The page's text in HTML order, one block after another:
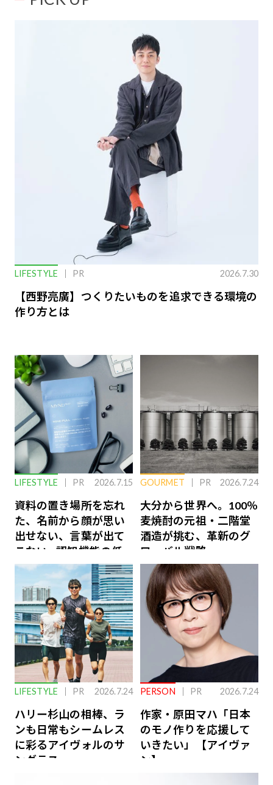
LIFESTYLE PR 2026.7.30
【西野亮廣】つくりたいものを追求できる環境の
作り方とは
LIFESTYLE PR 2026.7.15
資料の置き場所を忘れ
た、名前から顔が思い
出せない、言葉が出て
こない…認知機能の低
下を救う、脳のインナ
ーケアとは
GOURMET PR 2026.7.24
大分から世界へ。100％
麦焼酎の元祖・二階堂
酒造が挑む、革新のグ
ローバル戦略
LIFESTYLE PR 2026.7.24
ハリー杉山の相棒、ラ
ンも日常もシームレス
に彩るアイヴォルのサ
ングラス
PERSON PR 2026.7.24
作家・原田マハ「日本
のモノ作りを応援して
いきたい」【アイヴァ
ン】